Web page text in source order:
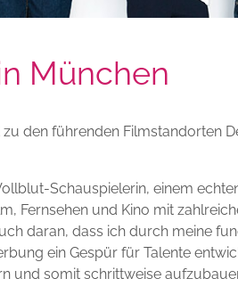
München
den führenden Filmstandorten
Schauspielerin, einem
Fernsehen und Kino mit
daran, dass ich durch meine
ein Gespür für Talente
und somit schrittweise